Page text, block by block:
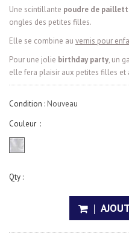
Une scintillante poudre de
ongles des petites filles.
Elle se combine au vernis pour
Pour une jolie birthday party, un
elle fera plaisir aux petites filles et
Condition : Nouveau
Couleur :
Qty :